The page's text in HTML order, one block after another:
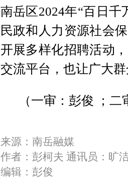
南岳区2024年“百日
民政和人力资源社会
开展多样化招聘活动
交流平台，也让广大
（一审：彭俊 ；
来源：南岳融媒
作者：彭柯夫 通讯员：旷
编辑：彭俊